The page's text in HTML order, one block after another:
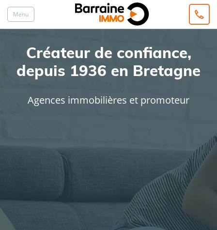
Menu
Créateur de confiance,
depuis 1936 en Bretagne
Agences immobilières et promoteur